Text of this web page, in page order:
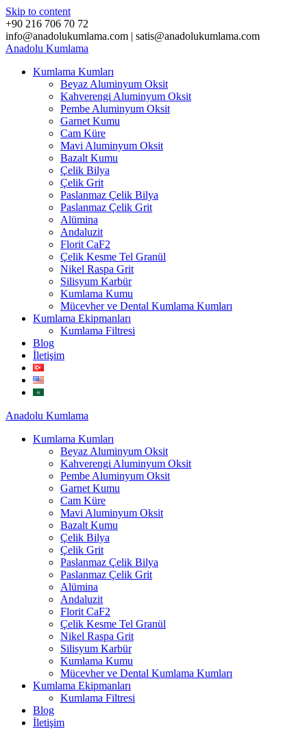
Skip to content
+90 216 706 70 72
info@anadolukumlama.com | satis@anadolukumlama.com
Anadolu Kumlama
Kumlama Kumları
Beyaz Aluminyum Oksit
Kahverengi Aluminyum Oksit
Pembe Aluminyum Oksit
Garnet Kumu
Cam Küre
Mavi Aluminyum Oksit
Bazalt Kumu
Çelik Bilya
Çelik Grit
Paslanmaz Çelik Bilya
Paslanmaz Çelik Grit
Alümina
Andaluzit
Florit CaF2
Çelik Kesme Tel Granül
Nikel Raspa Grit
Silisyum Karbür
Kumlama Kumu
Mücevher ve Dental Kumlama Kumları
Kumlama Ekipmanları
Kumlama Filtresi
Blog
İletişim
Anadolu Kumlama
Kumlama Kumları
Beyaz Aluminyum Oksit
Kahverengi Aluminyum Oksit
Pembe Aluminyum Oksit
Garnet Kumu
Cam Küre
Mavi Aluminyum Oksit
Bazalt Kumu
Çelik Bilya
Çelik Grit
Paslanmaz Çelik Bilya
Paslanmaz Çelik Grit
Alümina
Andaluzit
Florit CaF2
Çelik Kesme Tel Granül
Nikel Raspa Grit
Silisyum Karbür
Kumlama Kumu
Mücevher ve Dental Kumlama Kumları
Kumlama Ekipmanları
Kumlama Filtresi
Blog
İletişim